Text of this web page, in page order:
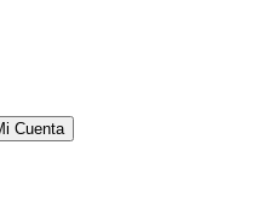
Cuenta